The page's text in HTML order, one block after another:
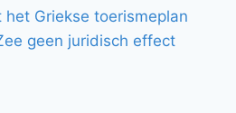
Griekse toerismeplan
geen juridisch effect